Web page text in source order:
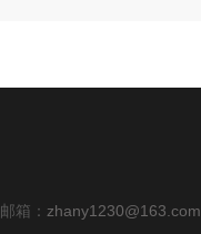
邮箱： zhany1230@163.com